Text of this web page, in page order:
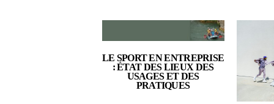
LE SPORT EN ENTREPRISE
: ÉTAT DES LIEUX DES
USAGES ET DES
PRATIQUES